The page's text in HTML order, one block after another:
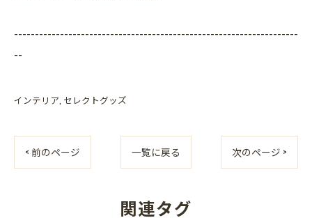
--------------------------------------------------------------------
--
インテリア セレクトグッズ
< 前のページ 一覧に戻る 次のページ >
関連タグ